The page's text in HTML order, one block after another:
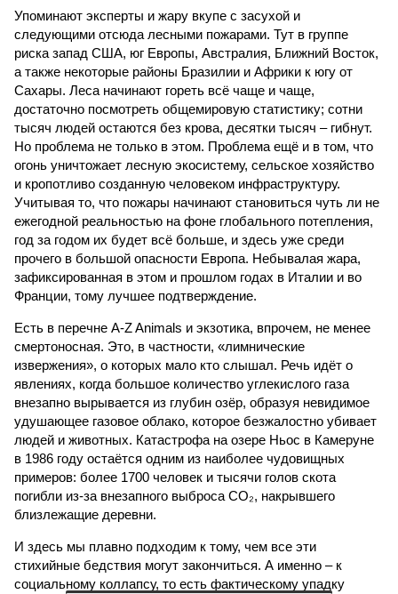
Упоминают эксперты и жару вкупе с засухой и
следующими отсюда лесными пожарами. Тут в группе
риска запад США, юг Европы, Австралия, Ближний Восток,
а также некоторые районы Бразилии и Африки к югу от
Сахары. Леса начинают гореть всё чаще и чаще,
достаточно посмотреть общемировую статистику; сотни
тысяч людей остаются без крова, десятки тысяч – гибнут.
Но проблема не только в этом. Проблема ещё и в том, что
огонь уничтожает лесную экосистему, сельское хозяйство
и кропотливо созданную человеком инфраструктуру.
Учитывая то, что пожары начинают становиться чуть ли не
ежегодной реальностью на фоне глобального потепления,
год за годом их будет всё больше, и здесь уже среди
прочего в большой опасности Европа. Небывалая жара,
зафиксированная в этом и прошлом годах в Италии и во
Франции, тому лучшее подтверждение.
Есть в перечне A-Z Animals и экзотика, впрочем, не менее
смертоносная. Это, в частности, «лимнические
извержения», о которых мало кто слышал. Речь идёт о
явлениях, когда большое количество углекислого газа
внезапно вырывается из глубин озёр, образуя невидимое
удушающее газовое облако, которое безжалостно убивает
людей и животных. Катастрофа на озере Ньос в Камеруне
в 1986 году остаётся одним из наиболее чудовищных
примеров: более 1700 человек и тысячи голов скота
погибли из-за внезапного выброса CO₂, накрывшего
близлежащие деревни.
И здесь мы плавно подходим к тому, чем все эти
стихийные бедствия могут закончиться. А именно – к
социальному коллапсу, то есть фактическому упадку